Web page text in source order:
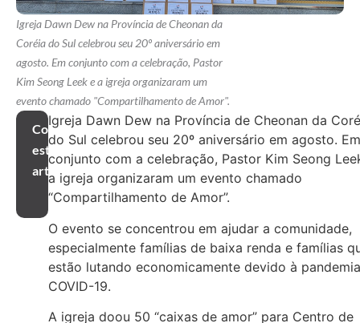
Igreja Dawn Dew na Província de Cheonan da
Coréia do Sul celebrou seu 20º aniversário em
agosto. Em conjunto com a celebração, Pastor
Kim Seong Leek e a igreja organizaram um
evento chamado "Compartilhamento de Amor".
Compartilhar
este
artigo
Igreja Dawn Dew na Província de Cheonan da
do Sul celebrou seu 20º aniversário em agosto. Em
conjunto com a celebração, Pastor Kim Seong
a igreja organizaram um evento chamado
“Compartilhamento de Amor”.
O evento se concentrou em ajudar a comunidade,
especialmente famílias de baixa renda e famílias
estão lutando economicamente devido à pandemia
COVID-19.
A igreja doou 50 “caixas de amor” para Centro de